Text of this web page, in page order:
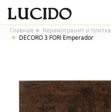
Главная Керамогранит и плитка
DECORO 3 FORI Emperador